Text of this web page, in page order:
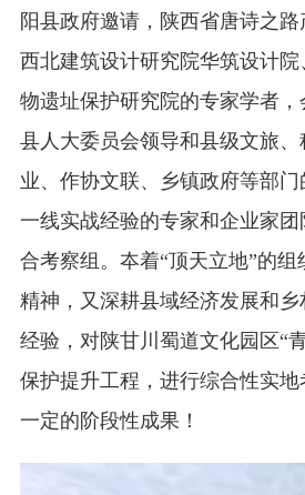
阳县政府邀请，陕西省唐诗之
西北建筑设计研究院华筑设计
物遗址保护研究院的专家学者，
县人大委员会领导和县级文旅
业、作协文联、乡镇政府等部门
一线实战经验的专家和企业家团
合考察组。夲着“顶天立地”的
精神，又深耕县域经济发展和
经验，对陕甘川蜀道文化园区“
保护提升工程，进行综合性实
一定的阶段性成果！